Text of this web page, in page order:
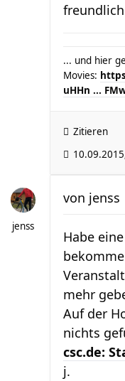
... und hier
Movies:
uHHn ...
Zitieren
jenss
von jenss
Habe
mehr
Auf der
nichts
csc.de:
j.